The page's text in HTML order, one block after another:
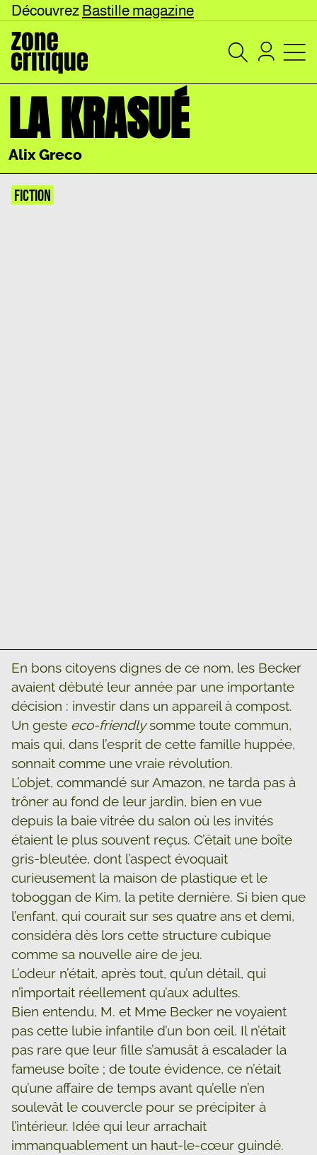
Découvrez Bastille magazine
LA KRASUÉ
Alix Greco
FICTION
En bons citoyens dignes de ce nom, les Becker
avaient débuté leur année par une importante
décision : investir dans un appareil à compost.
Un geste eco-friendlysomme toute commun,
mais qui, dans l’esprit de cette famille huppée,
sonnait comme une vraie révolution.
L’objet, commandé sur Amazon, ne tarda pas à
trôner au fond de leur jardin, bien en vue
depuis la baie vitrée du salon où les invités
étaient le plus souvent reçus. C’était une boîte
gris-bleutée, dont l’aspect évoquait
curieusement la maison de plastique et le
toboggan de Kim, la petite dernière. Si bien que
l’enfant, qui courait sur ses quatre ans et demi,
considéra dès lors cette structure cubique
comme sa nouvelle aire de jeu.
L’odeur n’était, après tout, qu’un détail, qui
n’importait réellement qu’aux adultes.
Bien entendu, M. et Mme Becker ne voyaient
pas cette lubie infantile d’un bon œil. Il n’était
pas rare que leur fille s’amusât à escalader la
fameuse boîte ; de toute évidence, ce n’était
qu’une affaire de temps avant qu’elle n’en
soulevât le couvercle pour se précipiter à
l’intérieur. Idée qui leur arrachait
immanquablement un haut-le-cœur guindé.